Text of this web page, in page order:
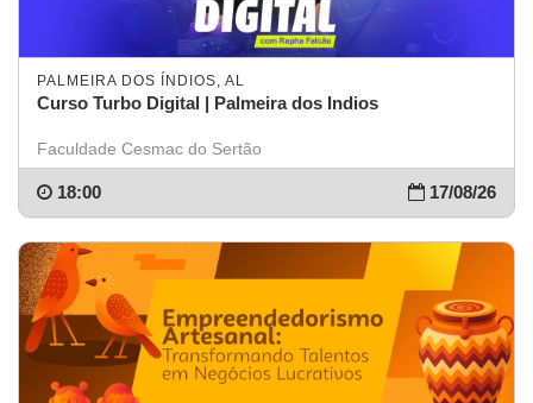
PALMEIRA DOS ÍNDIOS, AL
Curso Turbo Digital | Palmeira dos Indios
Faculdade Cesmac do Sertão
17/08/26
18:00